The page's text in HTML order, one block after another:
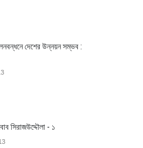
দেশের উন্নয়ন সম্ভব :
সিরাজউদ্দৌলা - ১